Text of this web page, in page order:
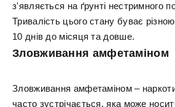
з'являється на ґрунті нестримного
Тривалість цього стану буває
10 днів до місяця та довше.
Зловживання амфетаміном
Зловживання амфетаміном –
часто зустрічається, яка може